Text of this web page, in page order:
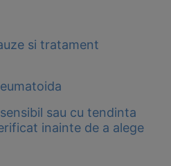
si tratament
sau cu tendinta
inainte de a alege